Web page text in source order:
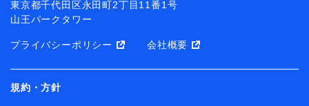
東京都千代田区永田町2丁目11番1号
山王パークタワー
プライバシーポリシー 会社概要
規約・方針